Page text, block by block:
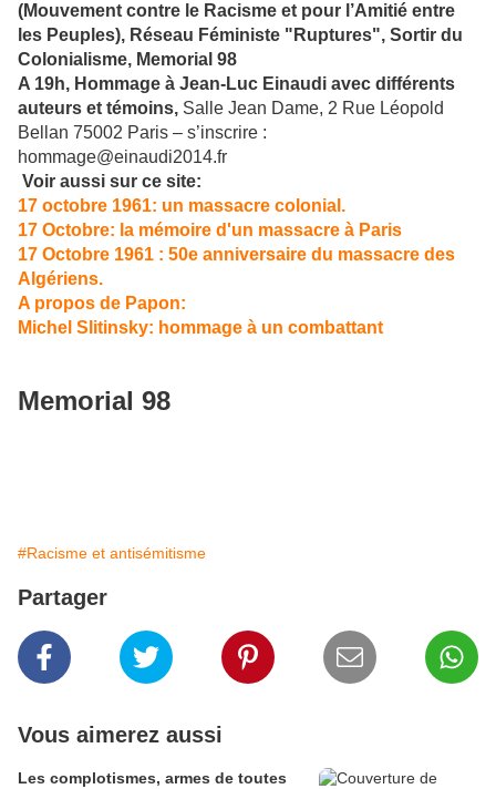
(Mouvement contre le Racisme et pour l’Amitié entre
les Peuples), Réseau Féministe "Ruptures", Sortir du
Colonialisme, Memorial 98
A 19h, Hommage à Jean-Luc Einaudi avec différents
auteurs et témoins, Salle Jean Dame, 2 Rue Léopold
Bellan 75002 Paris – s’inscrire :
hommage@einaudi2014.fr
Voir aussi sur ce site:
17 octobre 1961: un massacre colonial.
17 Octobre: la mémoire d'un massacre à Paris
17 Octobre 1961 : 50e anniversaire du massacre des
Algériens.
A propos de Papon:
Michel Slitinsky: hommage à un combattant
Memorial 98
#Racisme et antisémitisme
Partager
Vous aimerez aussi
Les complotismes, armes de toutes